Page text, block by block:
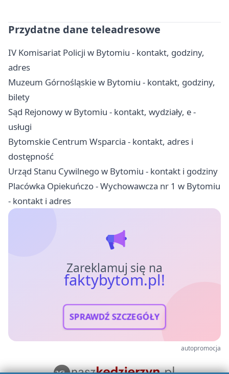
Przydatne dane teleadresowe
IV Komisariat Policji w Bytomiu - kontakt, godziny,
adres
Muzeum Górnośląskie w Bytomiu - kontakt, godziny,
bilety
Sąd Rejonowy w Bytomiu - kontakt, wydziały, e -
usługi
Bytomskie Centrum Wsparcia - kontakt, adres i
dostępność
Urząd Stanu Cywilnego w Bytomiu - kontakt i godziny
Placówka Opiekuńczo - Wychowawcza nr 1 w Bytomiu
- kontakt i adres
Zareklamuj się na
faktybytom.pl!
SPRAWDŹ SZCZEGÓŁY
autopromocja